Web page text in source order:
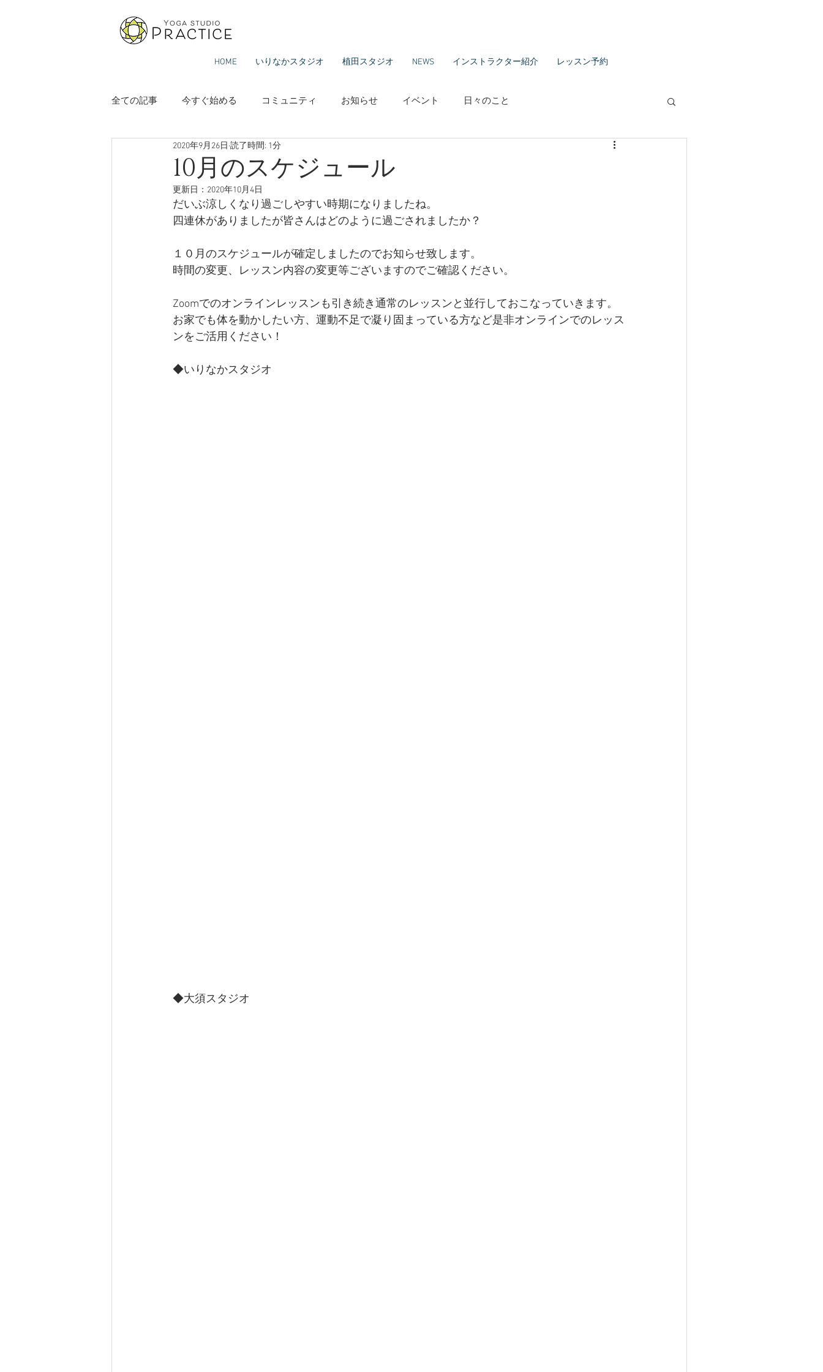
HOME いりなかスタジオ 植田スタジオ NEWS インストラクター紹介 レッスン予約
全ての記事 今すぐ始める コミュニティ お知らせ イベント 日々のこと
10月のスケジュール
2020年9月26日 読了時間: 1分
更新日： 2020年10月4日
だいぶ涼しくなり過ごしやすい時期になりましたね。
四連休がありましたが皆さんはどのように過ごされましたか？
１０月のスケジュールが確定しましたのでお知らせ致します。
時間の変更、レッスン内容の変更等ございますのでご確認ください。
Zoomでのオンラインレッスンも引き続き通常のレッスンと並行しておこなっていきます。
お家でも体を動かしたい方、運動不足で凝り固まっている方など是非オンラインでのレッス
ンをご活用ください！
◆いりなかスタジオ
◆大須スタジオ